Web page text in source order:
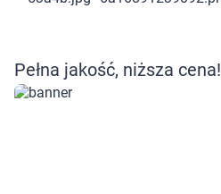
Pełna jakość, niższa cena!